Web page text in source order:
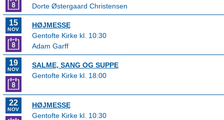
Dorte Østergaard Christensen
15
NOV
HØJMESSE
Gentofte Kirke kl. 10:30
Adam Garff
19
NOV
SALME, SANG OG SUPPE
Gentofte Kirke kl. 18:00
22
NOV
HØJMESSE
Gentofte Kirke kl. 10:30